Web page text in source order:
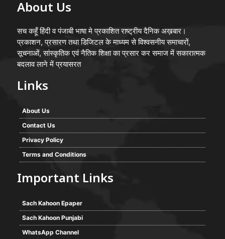
About Us
सच कहूँ हिंदी व पंजाबी भाषा मे प्रकाशित राष्ट्रीय दैनिक अख़बार।
प्रकाशन, प्रसारण तथा डिजिटल के माध्यम से विश्वसनीय समाचारों,
सूचनाओं, सांस्कृतिक एवं नैतिक शिक्षा का प्रसार कर समाज में सकारात्मक
बदलाव लाने में प्रयासरत
Links
About Us
Contact Us
Privacy Policy
Terms and Conditions
Important Links
Sach Kahoon Epaper
Sach Kahoon Punjabi
WhatsApp Channel